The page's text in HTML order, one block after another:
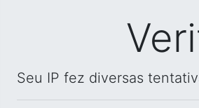
Seu IP fez diversas